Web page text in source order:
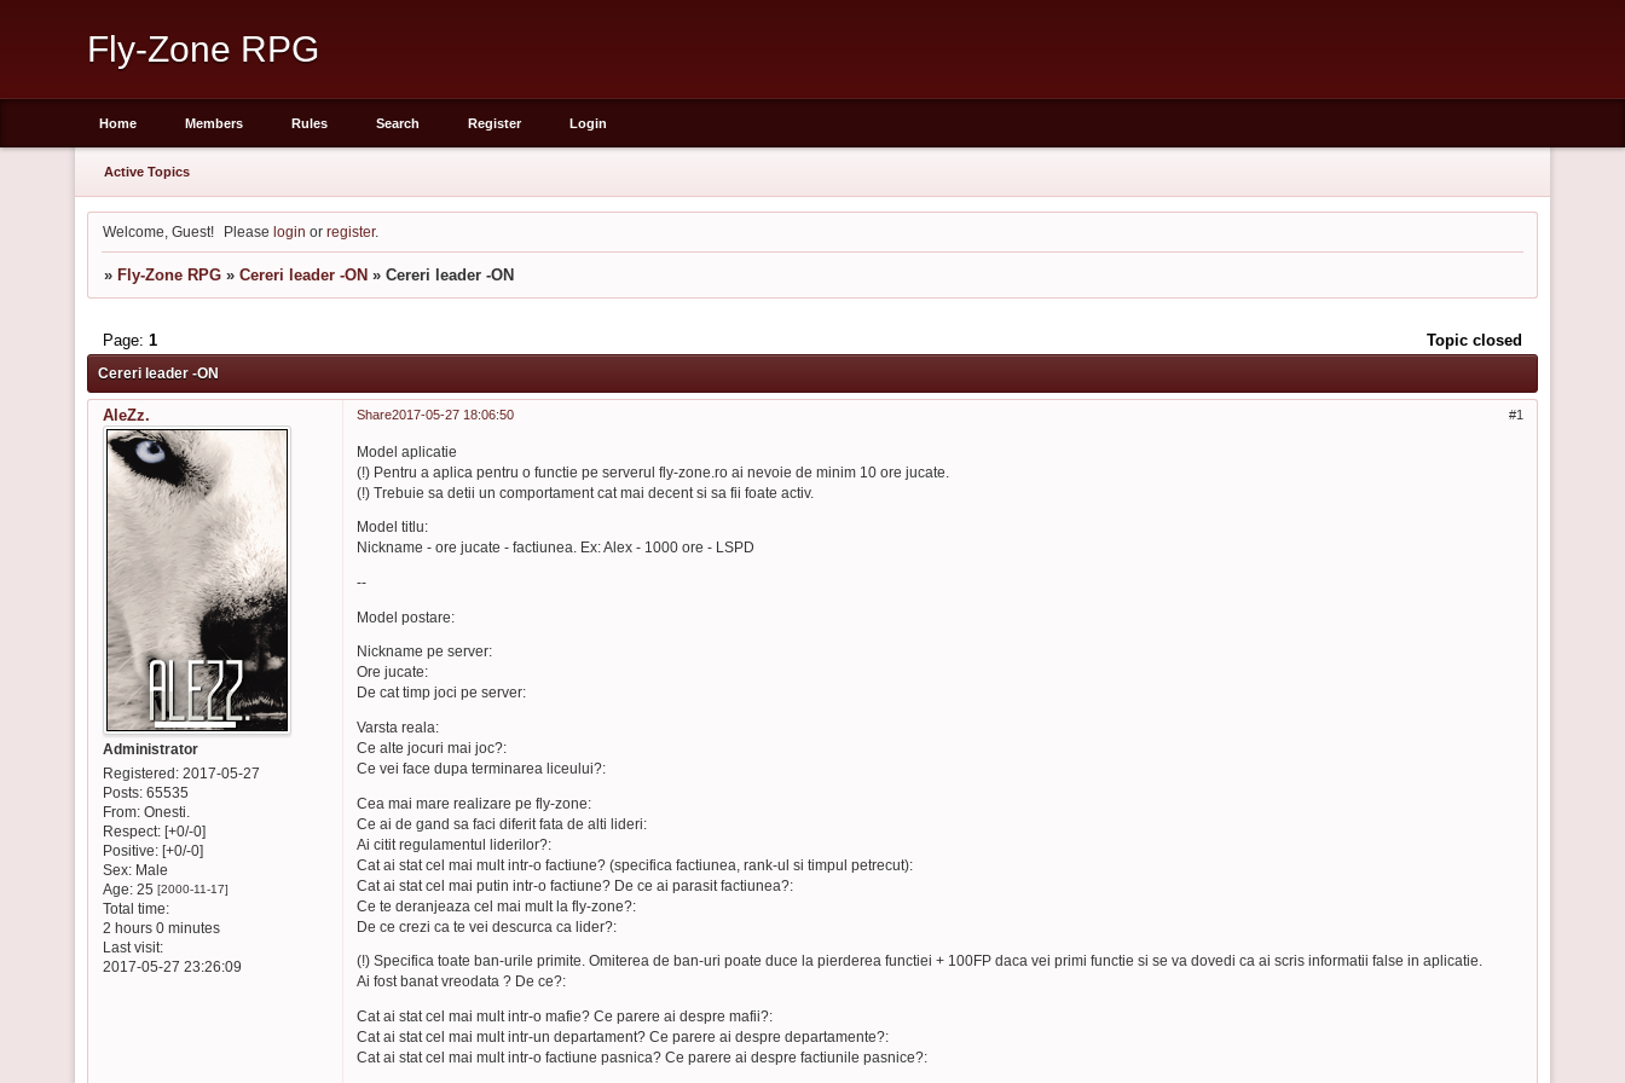
Fly-Zone RPG
Home Members Rules Search Register Login
Active Topics
Welcome, Guest! Pleaselogin orregister.
» Fly-Zone RPG » Cereri leader -ON » Cereri leader -ON
Cereri leader -ON
Page: 1 Topic closed
Share 1
2017-05-27 18:06:50
AleZz.
Administrator
Registered : 2017-05-27
Posts:65535
From:Onesti.
Respect: [+0/-0]
Positive: [+0/-0]
Sex:Male
Age:25 [2000-11-17]
Total time:
2 hours 0 minutes
Last visit:
2017-05-27 23:26:09
Model aplicatie
(!) Pentru a aplica pentru o functie pe serverul fly-zone.ro ai nevoie de minim 10 ore jucate.
(!) Trebuie sa detii un comportament cat mai decent si sa fii foate activ.
Model titlu:
Nickname - ore jucate - factiunea. Ex: Alex - 1000 ore - LSPD
--
Model postare:
Nickname pe server:
Ore jucate:
De cat timp joci pe server:
Varsta reala:
Ce alte jocuri mai joc?:
Ce vei face dupa terminarea liceului?:
Cea mai mare realizare pe fly-zone:
Ce ai de gand sa faci diferit fata de alti lideri:
Ai citit regulamentul liderilor?:
Cat ai stat cel mai mult intr-o factiune? (specifica factiunea, rank-ul si timpul petrecut):
Cat ai stat cel mai putin intr-o factiune? De ce ai parasit factiunea?:
Ce te deranjeaza cel mai mult la fly-zone?:
De ce crezi ca te vei descurca ca lider?:
(!) Specifica toate ban-urile primite. Omiterea de ban-uri poate duce la pierderea functiei + 100FP daca vei primi functie si se va dovedi ca ai scris informatii false in aplicatie.
Ai fost banat vreodata ? De ce?:
Cat ai stat cel mai mult intr-o mafie? Ce parere ai despre mafii?:
Cat ai stat cel mai mult intr-un departament? Ce parere ai despre departamente?:
Cat ai stat cel mai mult intr-o factiune pasnica? Ce parere ai despre factiunile pasnice?: